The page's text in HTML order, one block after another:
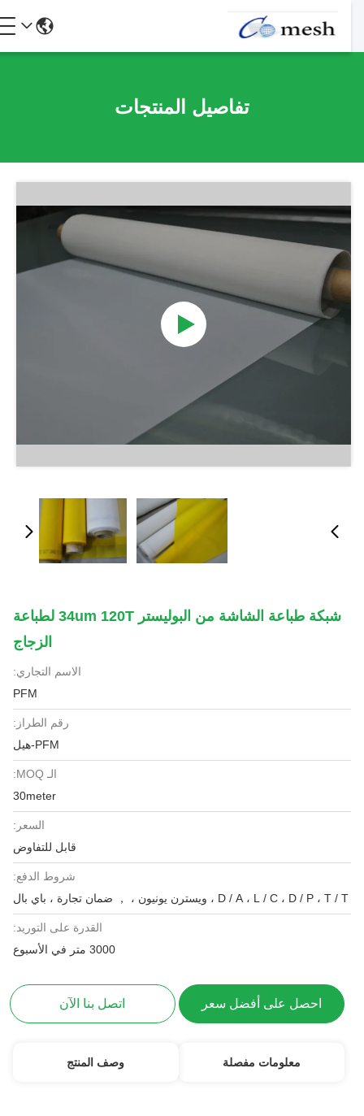
تفاصيل المنتجات
شبكة طباعة الشاشة من البوليستر 34um 120T لطباعة
الزجاج
الاسم التجاري:
PFM
رقم الطراز:
PFM-هيل
الـ MOQ:
30meter
السعر:
قابل للتفاوض
شروط الدفع:
D / A ، L / C ، D / P ، T / T ، ويسترن يونيون ، ， ضمان تجارة ، باي بال
القدرة على التوريد:
3000 متر في الأسبوع
احصل على أفضل سعر اتصل بنا الآن
معلومات مفصلة وصف المنتج